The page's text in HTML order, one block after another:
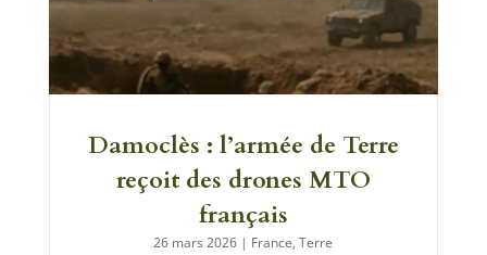
Damoclès : l’armée de Terre
reçoit des drones MTO
français
26 mars 2026 | France,Terre